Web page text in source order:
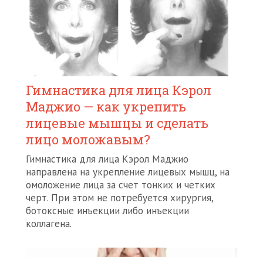
Гимнастика для лица Кэрол
Маджио — как укрепить
лицевые мышцы и сделать
лицо моложавым?
Гимнастика для лица Кэрол Маджио
направлена на укрепление лицевых мышц, на
омоложение лица за счет тонких и четких
черт. При этом не потребуется хирургия,
ботоксные инъекции либо инъекции
коллагена.